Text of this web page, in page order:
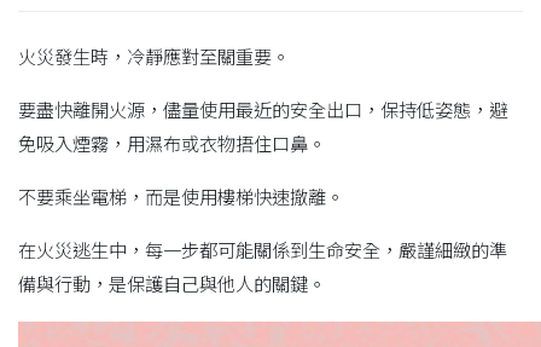
火災發生時，冷靜應對至關重要。
要盡快離開火源，儘量使用最近的安全出口，保持低姿態，避
免吸入煙霧，用濕布或衣物捂住口鼻。
不要乘坐電梯，而是使用樓梯快速撤離。
在火災逃生中，每一步都可能關係到生命安全，嚴謹細緻的準
備與行動，是保護自己與他人的關鍵。